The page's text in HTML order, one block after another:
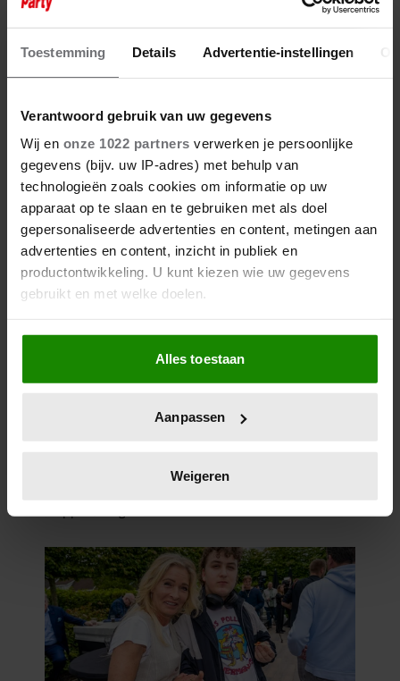
Toestemming Details Advertentie-instellingen
Verantwoord gebruik van uw gegevens
Wij en onze 1022 partners verwerken je persoonlijke
gegevens (bijv. uw IP-adres) met behulp van
technologieën zoals cookies om informatie op uw
apparaat op te slaan en te gebruiken met als doel
gepersonaliseerde advertenties en content, metingen aan
advertenties en content, inzicht in publiek en
productontwikkeling. U kunt kiezen wie uw gegevens
gebruikt en met welke doelen.
Als u het toestaat, willen we ook graag:
Informatie verzamelen over uw geografische
locatie, die tot een paar meter nauwkeurig kan zijn
scannen op specifieke eigenschappen (fingerprinting)
verwerkt en stel uw voorkeuren in het
intrekken in de Cookieverklaring.
We gebruiken cookies om content en advertenties te
personaliseren, om functies voor social media te bieden
en om ons websiteverkeer te analyseren. Ook delen we
informatie over uw gebruik van onze site met onze
partners voor social media, adverteren en analyse. Deze
partners kunnen deze gegevens combineren met andere
Alles toestaan
Aanpassen
Weigeren
NIEUWE B&B-EIGENAAR
ZORGT VOOR VERRASSING IN
‘B&B VOL LIEFDE’